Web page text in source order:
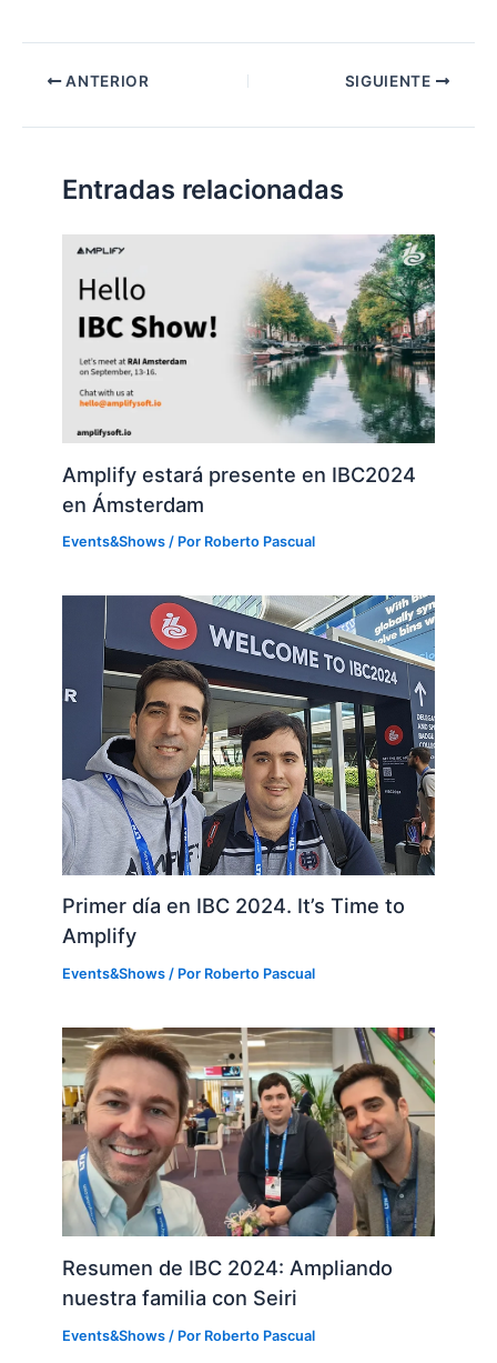
Navegación
entradas
ANTERIOR SIGUIENTE
Entradas relacionadas
Amplify estará presente en IBC2024
en Ámsterdam
Events&Shows / Por Roberto Pascual
Primer día en IBC 2024. It’s Time to
Amplify
Events&Shows / Por Roberto Pascual
Resumen de IBC 2024: Ampliando
nuestra familia con Seiri
Events&Shows / Por Roberto Pascual